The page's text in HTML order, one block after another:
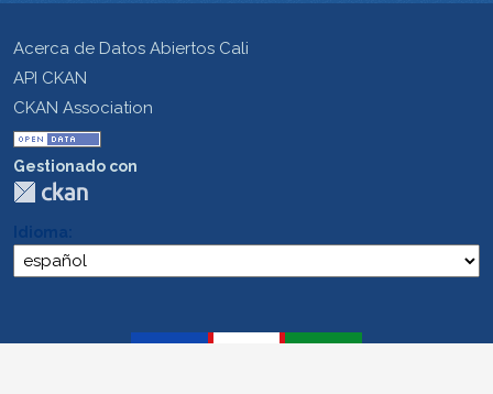
Acerca de Datos Abiertos Cali
API CKAN
CKAN Association
Gestionado con